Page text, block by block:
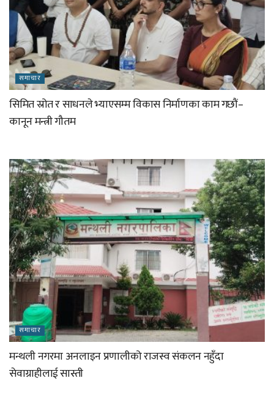
समाचार
सिमित स्रोत र साधनले भ्याएसम्म विकास निर्माणका काम गछौं–
कानून मन्त्री गौतम
समाचार
मन्थली नगरमा अनलाइन प्रणालीको राजस्व संकलन नहुँदा
सेवाग्राहीलाई सास्ती